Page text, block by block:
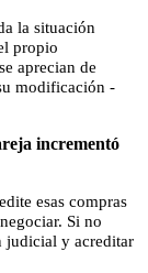
la situación
propio
aprecian de
modificación -
incrementó
esas compras
Si no
judicial y acreditar